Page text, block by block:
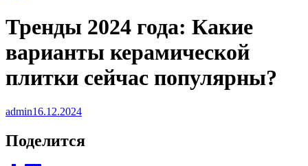
Тренды 2024 года: Какие
варианты керамической
плитки сейчас популярны?
admin16.12.2024
Поделится